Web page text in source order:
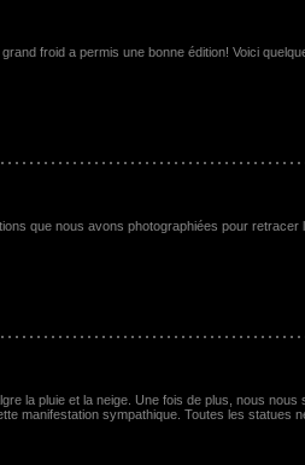
froid a permis une bonne édition! Voici
que nous avons photographiées pour
la pluie et la neige. Une fois de plus, nous
manifestation sympathique. Toutes les statues